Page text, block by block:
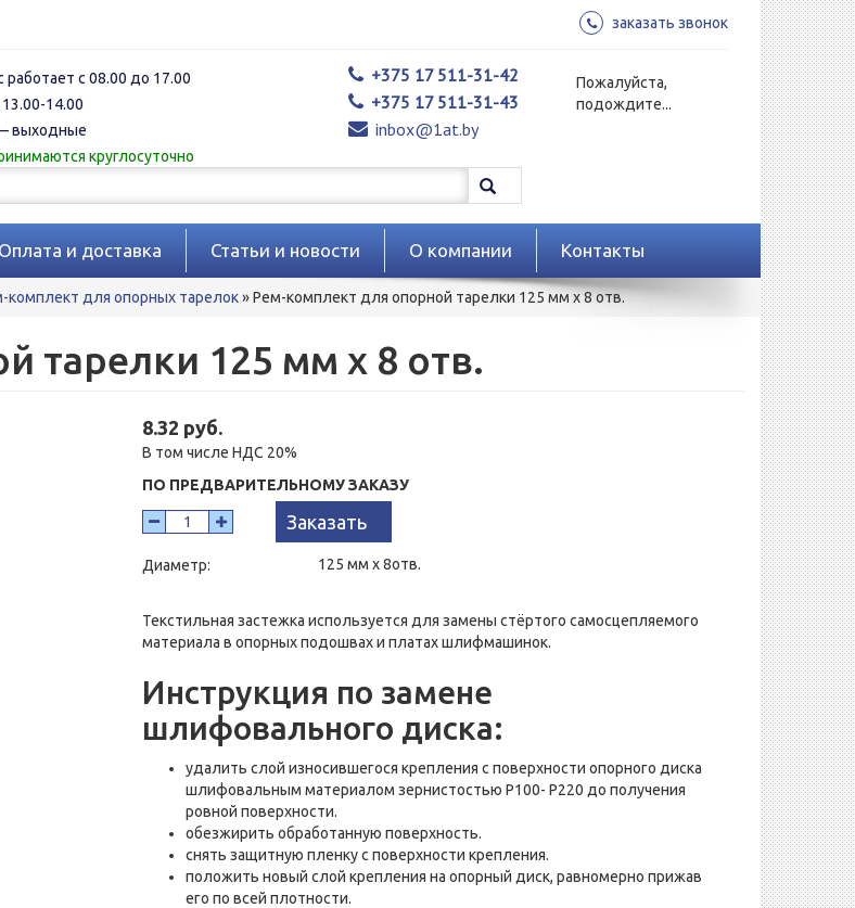
заказать звонок
с 08.00 до 17.00
14.00
выходные
круглосуточно
+375 17 511-31-42
+375 17 511-31-43
inbox@1at.by
Пожалуйста,
подождите...
Оплата и доставка Статьи и новости О компании Контакты
комплект для опорных тарелок»Рем-комплект для опорной тарелки 125 мм x 8 отв.
тарелки 125 мм x 8 отв.
8.32 руб.
В том числе НДС 20%
ПО ПРЕДВАРИТЕЛЬНОМУ ЗАКАЗУ
Заказать
Диаметр: 125 мм х 8отв.
Текстильная застежка используется для замены стёртого самосцепляемого
материала в опорных подошвах и платах шлифмашинок.
Инструкция по замене
шлифовального диска:
удалить слой износившегося крепления с поверхности опорного диска
шлифовальным материалом зернистостью Р100- Р220 до получения
ровной поверхности.
обезжирить обработанную поверхность.
снять защитную пленку с поверхности крепления.
положить новый слой крепления на опорный диск, равномерно прижав
его по всей плотности.